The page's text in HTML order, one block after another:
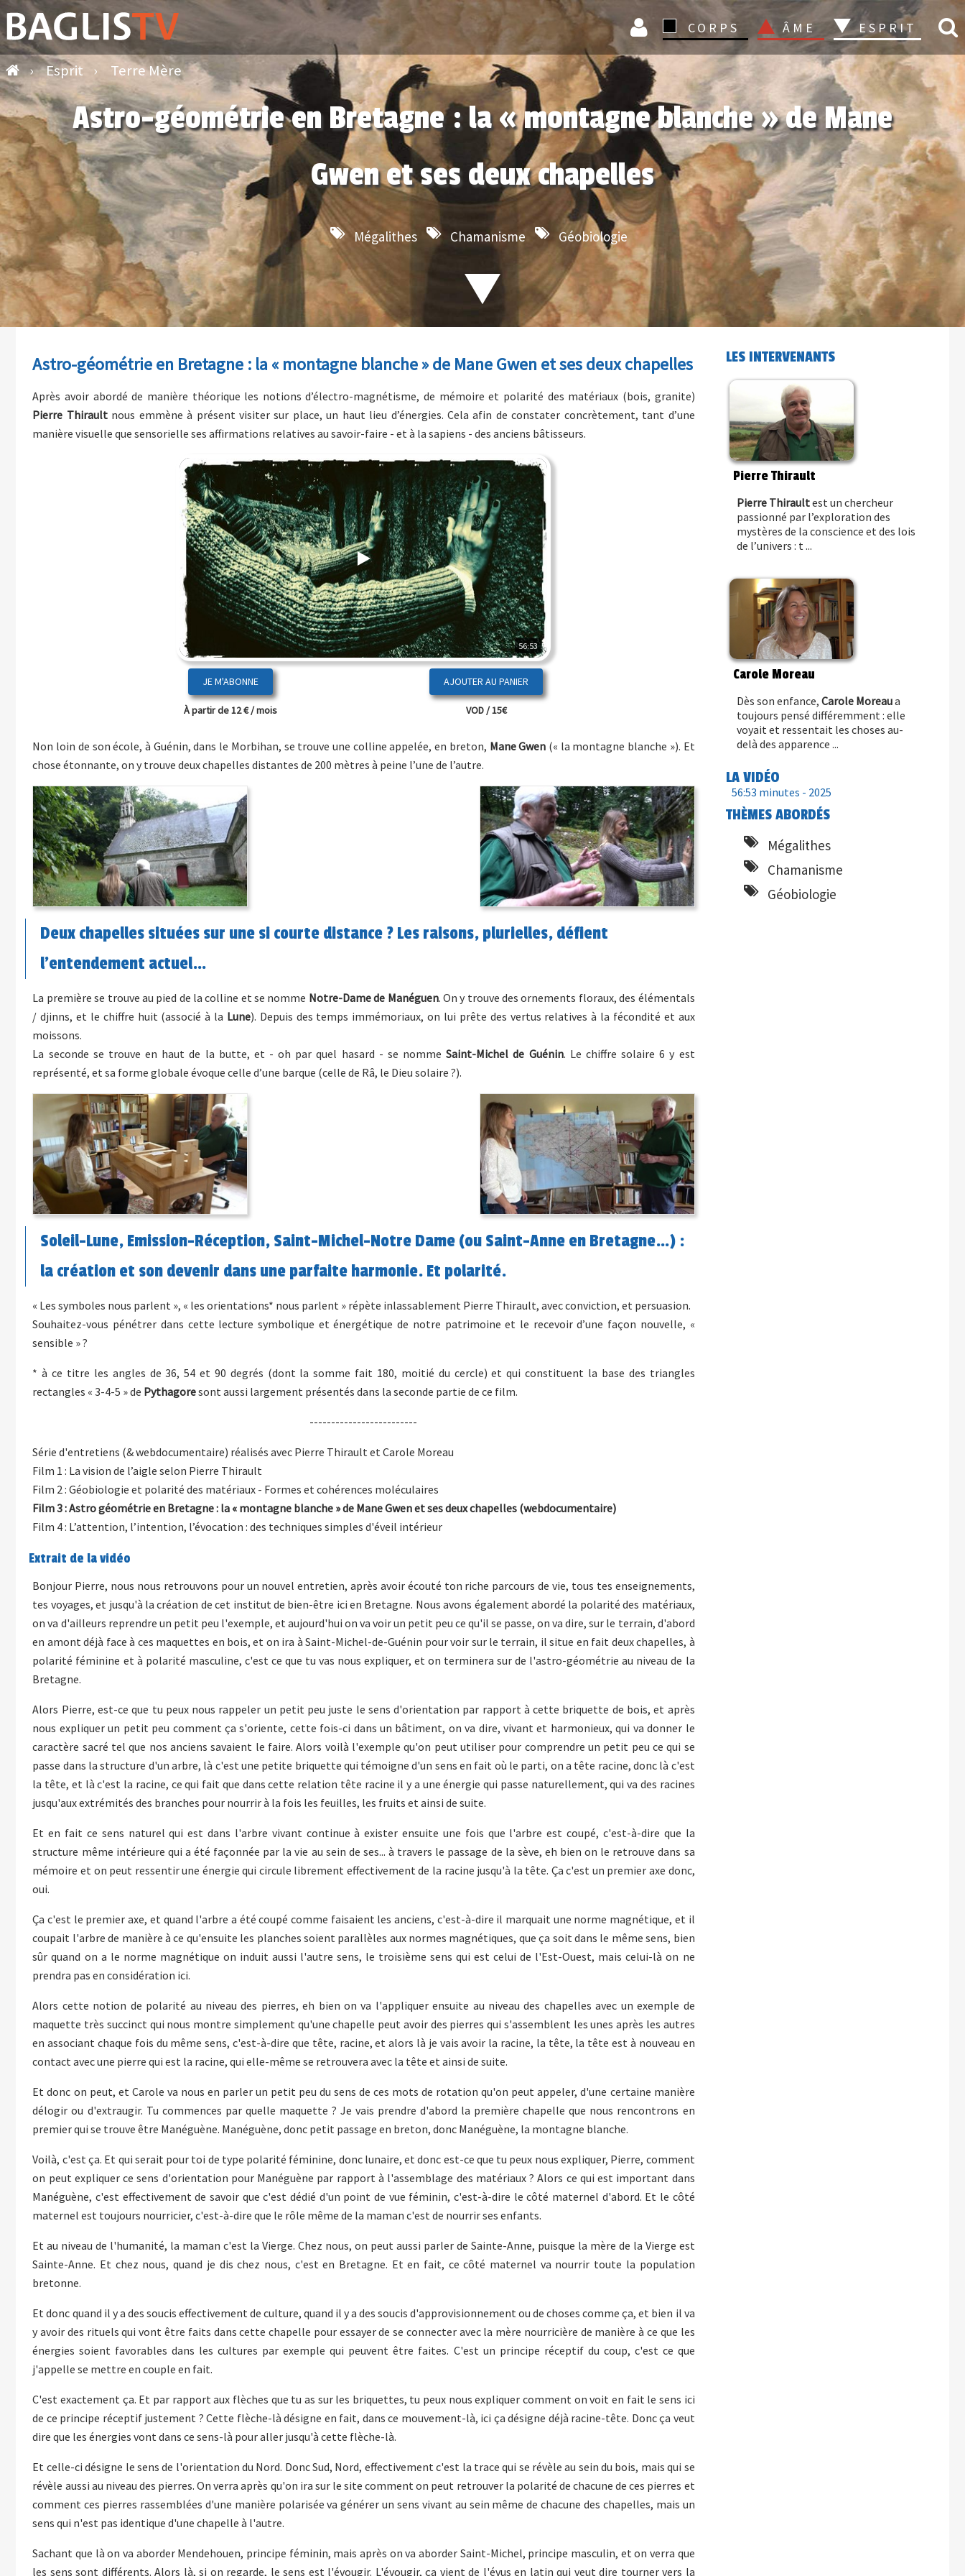
CONNEXION
CORPS ÂME ESPRIT
› Esprit › Terre Mère
Astro-géométrie en Bretagne : la « montagne blanche » de Mane
Gwen et ses deux chapelles
Mégalithes Chamanisme Géobiologie
Astro-géométrie en Bretagne : la « montagne blanche » de Mane Gwen et ses deux chapelles
Après avoir abordé de manière théorique les notions d’électro-magnétisme, de mémoire et polarité des matériaux (bois, granite)
Pierre Thiraultnous emmène à présent visiter sur place, un haut lieu d’énergies. Cela afin de constater concrètement, tant d’une
manière visuelle que sensorielle ses affirmations relatives au savoir-faire - et à la sapiens - des anciens bâtisseurs.
56:53
JE M'ABONNE
À partir de 12 € / mois VOD / 15€
Non loin de son école, à Guénin, dans le Morbihan, se trouve une colline appelée, en breton, Mane Gwen (« la montagne blanche »). Et
chose étonnante, on y trouve deux chapelles distantes de 200 mètres à peine l’une de l’autre.
Deux chapelles situées sur une si courte distance ? Les raisons, plurielles, défient
l’entendement actuel…
La première se trouve au pied de la colline et se nomme Notre-Dame de Manéguen. On y trouve des ornements floraux, des élémentals
/ djinns, et le chiffre huit (associé à la Lune). Depuis des temps immémoriaux, on lui prête des vertus relatives à la fécondité et aux
moissons.
La seconde se trouve en haut de la butte, et - oh par quel hasard - se nommeSaint-Michel de Guénin. Le chiffre solaire 6 y est
représenté, et sa forme globale évoque celle d’une barque (celle de Râ, le Dieu solaire ?).
Soleil-Lune, Emission-Réception, Saint-Michel-Notre Dame (ou Saint-Anne en Bretagne…) :
la création et son devenir dans une parfaite harmonie. Et polarité.
« Les symboles nous parlent », « les orientations* nous parlent » répète inlassablement Pierre Thirault, avec conviction, et persuasion.
Souhaitez-vous pénétrer dans cette lecture symbolique et énergétique de notre patrimoine et le recevoir d’une façon nouvelle, «
sensible » ?
* à ce titre les angles de 36, 54 et 90 degrés (dont la somme fait 180, moitié du cercle) et qui constituent la base des triangles
rectangles « 3-4-5 » de Pythagoresont aussi largement présentés dans la seconde partie de ce film.
-------------------------
Série d'entretiens (& webdocumentaire) réalisés avec Pierre Thirault et Carole Moreau
Film 1 : La vision de l’aigle selon Pierre Thirault
Film 2 : Géobiologie et polarité des matériaux - Formes et cohérences moléculaires
Film 3 : Astro géométrie en Bretagne : la « montagne blanche » de Mane Gwen et ses deux chapelles (webdocumentaire)
Film 4 : L’attention, l’intention, l’évocation : des techniques simples d'éveil intérieur
Extrait de la vidéo
Bonjour Pierre, nous nous retrouvons pour un nouvel entretien, après avoir écouté ton riche parcours de vie, tous tes enseignements,
tes voyages, et jusqu'à la création de cet institut de bien-être ici en Bretagne. Nous avons également abordé la polarité des matériaux,
on va d'ailleurs reprendre un petit peu l'exemple, et aujourd'hui on va voir un petit peu ce qu'il se passe, on va dire, sur le terrain, d'abord
en amont déjà face à ces maquettes en bois, et on ira à Saint-Michel-de-Guénin pour voir sur le terrain, il situe en fait deux chapelles, à
polarité féminine et à polarité masculine, c'est ce que tu vas nous expliquer, et on terminera sur de l'astro-géométrie au niveau de la
Bretagne.
Alors Pierre, est-ce que tu peux nous rappeler un petit peu juste le sens d'orientation par rapport à cette briquette de bois, et après
nous expliquer un petit peu comment ça s'oriente, cette fois-ci dans un bâtiment, on va dire, vivant et harmonieux, qui va donner le
caractère sacré tel que nos anciens savaient le faire. Alors voilà l'exemple qu'on peut utiliser pour comprendre un petit peu ce qui se
passe dans la structure d'un arbre, là c'est une petite briquette qui témoigne d'un sens en fait où le parti, on a tête racine, donc là c'est
la tête, et là c'est la racine, ce qui fait que dans cette relation tête racine il y a une énergie qui passe naturellement, qui va des racines
jusqu'aux extrémités des branches pour nourrir à la fois les feuilles, les fruits et ainsi de suite.
Et en fait ce sens naturel qui est dans l'arbre vivant continue à exister ensuite une fois que l'arbre est coupé, c'est-à-dire que la
structure même intérieure qui a été façonnée par la vie au sein de ses... à travers le passage de la sève, eh bien on le retrouve dans sa
mémoire et on peut ressentir une énergie qui circule librement effectivement de la racine jusqu'à la tête. Ça c'est un premier axe donc,
oui.
Ça c'est le premier axe, et quand l'arbre a été coupé comme faisaient les anciens, c'est-à-dire il marquait une norme magnétique, et il
coupait l'arbre de manière à ce qu'ensuite les planches soient parallèles aux normes magnétiques, que ça soit dans le même sens, bien
sûr quand on a le norme magnétique on induit aussi l'autre sens, le troisième sens qui est celui de l'Est-Ouest, mais celui-là on ne
prendra pas en considération ici.
Alors cette notion de polarité au niveau des pierres, eh bien on va l'appliquer ensuite au niveau des chapelles avec un exemple de
maquette très succinct qui nous montre simplement qu'une chapelle peut avoir des pierres qui s'assemblent les unes après les autres
en associant chaque fois du même sens, c'est-à-dire que tête, racine, et alors là je vais avoir la racine, la tête, la tête est à nouveau en
contact avec une pierre qui est la racine, qui elle-même se retrouvera avec la tête et ainsi de suite.
Et donc on peut, et Carole va nous en parler un petit peu du sens de ces mots de rotation qu'on peut appeler, d'une certaine manière
délogir ou d'extraugir. Tu commences par quelle maquette ? Je vais prendre d'abord la première chapelle que nous rencontrons en
premier qui se trouve être Manéguène. Manéguène, donc petit passage en breton, donc Manéguène, la montagne blanche.
Voilà, c'est ça. Et qui serait pour toi de type polarité féminine, donc lunaire, et donc est-ce que tu peux nous expliquer, Pierre, comment
on peut expliquer ce sens d'orientation pour Manéguène par rapport à l'assemblage des matériaux ? Alors ce qui est important dans
Manéguène, c'est effectivement de savoir que c'est dédié d'un point de vue féminin, c'est-à-dire le côté maternel d'abord. Et le côté
maternel est toujours nourricier, c'est-à-dire que le rôle même de la maman c'est de nourrir ses enfants.
Et au niveau de l'humanité, la maman c'est la Vierge. Chez nous, on peut aussi parler de Sainte-Anne, puisque la mère de la Vierge est
Sainte-Anne. Et chez nous, quand je dis chez nous, c'est en Bretagne. Et en fait, ce côté maternel va nourrir toute la population
bretonne.
Et donc quand il y a des soucis effectivement de culture, quand il y a des soucis d'approvisionnement ou de choses comme ça, et bien il va
y avoir des rituels qui vont être faits dans cette chapelle pour essayer de se connecter avec la mère nourricière de manière à ce que les
énergies soient favorables dans les cultures par exemple qui peuvent être faites. C'est un principe réceptif du coup, c'est ce que
j'appelle se mettre en couple en fait.
C'est exactement ça. Et par rapport aux flèches que tu as sur les briquettes, tu peux nous expliquer comment on voit en fait le sens ici
de ce principe réceptif justement ? Cette flèche-là désigne en fait, dans ce mouvement-là, ici ça désigne déjà racine-tête. Donc ça veut
dire que les énergies vont dans ce sens-là pour aller jusqu'à cette flèche-là.
Et celle-ci désigne le sens de l'orientation du Nord. Donc Sud, Nord, effectivement c'est la trace qui se révèle au sein du bois, mais qui se
révèle aussi au niveau des pierres. On verra après qu'on ira sur le site comment on peut retrouver la polarité de chacune de ces pierres et
comment ces pierres rassemblées d'une manière polarisée va générer un sens vivant au sein même de chacune des chapelles, mais un
sens qui n'est pas identique d'une chapelle à l'autre.
Sachant que là on va aborder Mendehouen, principe féminin, mais après on va aborder Saint-Michel, principe masculin, et on verra que
les sens sont différents. Alors là, si on regarde, le sens est l'évougir. L'évougir, ça vient de l'évus en latin qui veut dire tourner vers la
LES INTERVENANTS
Pierre Thirault
Pierre Thiraultest un chercheur
passionné par l’exploration des
mystères de la conscience et des lois
de l’univers : t ...
Carole Moreau
Dès son enfance, Carole Moreaua
toujours pensé différemment : elle
voyait et ressentait les choses au-
delà des apparence ...
LA VIDÉO
56:53 minutes - 2025
THÈMES ABORDÉS
Mégalithes
Chamanisme
Géobiologie